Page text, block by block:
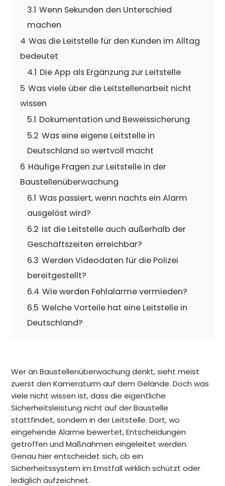
3.1 Wenn Sekunden den Unterschied
machen
4 Was die Leitstelle für den Kunden im Alltag
bedeutet
4.1 Die App als Ergänzung zur Leitstelle
5 Was viele über die Leitstellenarbeit nicht
wissen
5.1 Dokumentation und Beweissicherung
5.2 Was eine eigene Leitstelle in
Deutschland so wertvoll macht
6 Häufige Fragen zur Leitstelle in der
Baustellenüberwachung
6.1 Was passiert, wenn nachts ein Alarm
ausgelöst wird?
6.2 Ist die Leitstelle auch außerhalb der
Geschäftszeiten erreichbar?
6.3 Werden Videodaten für die Polizei
bereitgestellt?
6.4 Wie werden Fehlalarme vermieden?
6.5 Welche Vorteile hat eine Leitstelle in
Deutschland?
Wer an Baustellenüberwachung denkt, sieht meist
zuerst den Kameraturm auf dem Gelände. Doch was
viele nicht wissen ist, dass die eigentliche
Sicherheitsleistung nicht auf der Baustelle
stattfindet, sondern in der Leitstelle. Dort, wo
eingehende Alarme bewertet, Entscheidungen
getroffen und Maßnahmen eingeleitet werden.
Genau hier entscheidet sich, ob ein
Sicherheitssystem im Ernstfall wirklich schützt oder
lediglich aufzeichnet.